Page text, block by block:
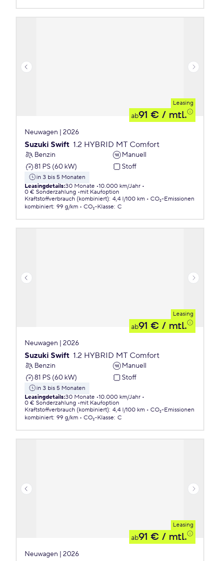
Leasing
ab91 € / mtl.
Neuwagen | 2026
Suzuki Swift 1.2 HYBRID MT Comfort
Benzin
Manuell
81 PS (60 kW)
Stoff
in 3 bis 5 Monaten
Leasingdetails:30 Monate 10.000 km/Jahr
0 € Sonderzahlung
mit Kaufoption
Kraftstoffverbrauch (kombiniert): 4,4 l/100 km
CO₂-Emissionen
kombiniert: 99 g/km CO₂-Klasse: C
Leasing
ab91 € / mtl.
Neuwagen | 2026
Suzuki Swift 1.2 HYBRID MT Comfort
Benzin
Manuell
81 PS (60 kW)
Stoff
in 3 bis 5 Monaten
Leasingdetails:30 Monate 10.000 km/Jahr
0 € Sonderzahlung
mit Kaufoption
Kraftstoffverbrauch (kombiniert): 4,4 l/100 km
CO₂-Emissionen
kombiniert: 99 g/km CO₂-Klasse: C
Leasing
ab91 € / mtl.
Neuwagen | 2026